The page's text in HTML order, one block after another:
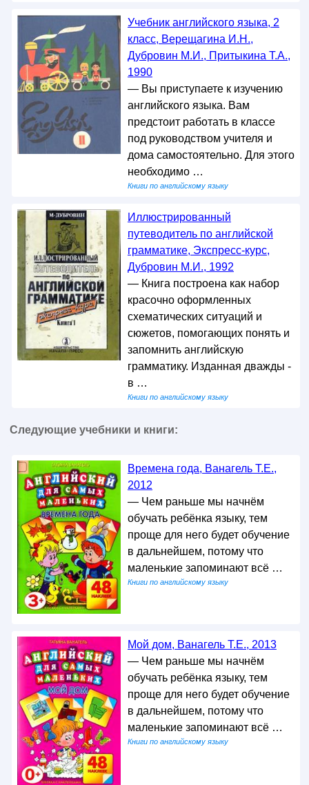
Учебник английского языка, 2
класс, Верещагина И.Н.,
Дубровин М.И., Притыкина Т.А.,
1990
— Вы приступаете к изучению
английского языка. Вам
предстоит работать в классе
под руководством учителя и
дома самостоятельно. Для этого
необходимо …
Книги по английскому языку
Иллюстрированный
путеводитель по английской
грамматике, Экспресс-курс,
Дубровин М.И., 1992
— Книга построена как набор
красочно оформленных
схематических ситуаций и
сюжетов, помогающих понять и
запомнить английскую
грамматику. Изданная дважды -
в …
Книги по английскому языку
Следующие учебники и книги:
Времена года, Ванагель Т.Е.,
2012
— Чем раньше мы начнём
обучать ребёнка языку, тем
проще для него будет обучение
в дальнейшем, потому что
маленькие запоминают всё …
Книги по английскому языку
Мой дом, Ванагель Т.Е., 2013
— Чем раньше мы начнём
обучать ребёнка языку, тем
проще для него будет обучение
в дальнейшем, потому что
маленькие запоминают всё …
Книги по английскому языку